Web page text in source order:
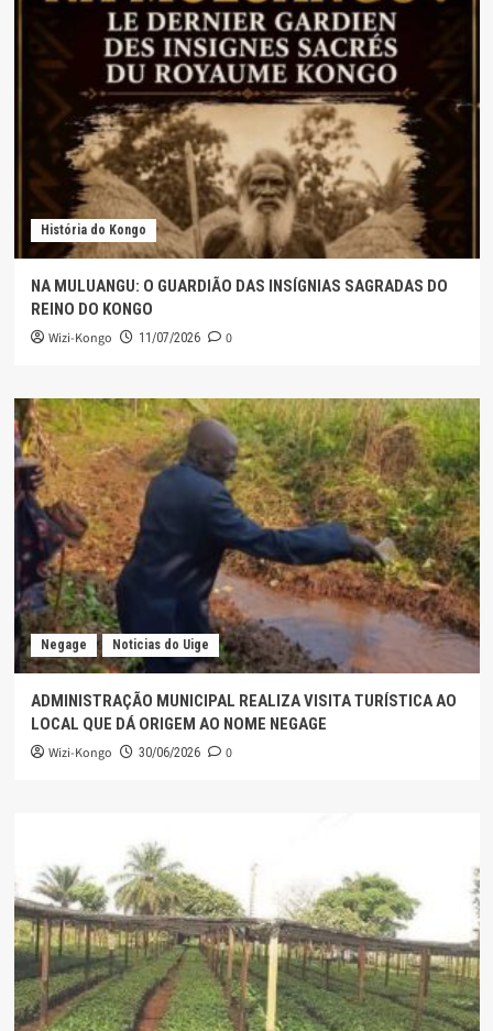
História do Kongo
NA MULUANGU: O GUARDIÃO DAS INSÍGNIAS SAGRADAS DO
REINO DO KONGO
Wizi-Kongo 11/07/2026 0
Negage Noticias do Uige
ADMINISTRAÇÃO MUNICIPAL REALIZA VISITA TURÍSTICA AO
LOCAL QUE DÁ ORIGEM AO NOME NEGAGE
Wizi-Kongo 30/06/2026 0